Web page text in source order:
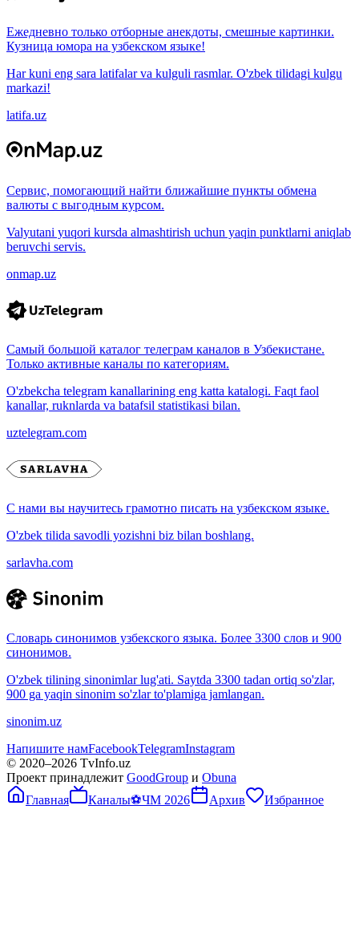
Ежедневно только отборные анекдоты, смешные картинки.
Кузница юмора на узбекском языке!
Har kuni eng sara latifalar va kulguli rasmlar. O'zbek tilidagi kulgu
markazi!
latifa.uz
Сервис, помогающий найти ближайшие пункты обмена
валюты с выгодным курсом.
Valyutani yuqori kursda almashtirish uchun yaqin punktlarni aniqlab
beruvchi servis.
onmap.uz
Самый большой каталог телеграм каналов в Узбекистане.
Только активные каналы по категориям.
O'zbekcha telegram kanallarining eng katta katalogi. Faqt faol
kanallar, ruknlarda va batafsil statistikasi bilan.
uztelegram.com
С нами вы научитесь грамотно писать на узбекском языке.
O'zbek tilida savodli yozishni biz bilan boshlang.
sarlavha.com
Словарь синонимов узбекского языка. Более 3300 слов и 900
синонимов.
O'zbek tilining sinonimlar lug'ati. Saytda 3300 tadan ortiq so'zlar,
900 ga yaqin sinonim so'zlar to'plamiga jamlangan.
sinonim.uz
Напишите намFacebookTelegramInstagram
© 2020–2026 TvInfo.uz
Проект принадлежит GoodGroup и Obuna
Главная
Каналы⚽ЧМ 2026 Архив Избранное